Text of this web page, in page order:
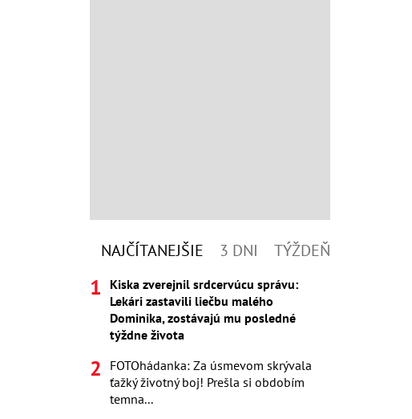
NAJČÍTANEJŠIE 3 DNI TÝŽDEŇ
Kiska zverejnil srdcervúcu správu:
Lekári zastavili liečbu malého
Dominika, zostávajú mu posledné
týždne života
FOTOhádanka: Za úsmevom skrývala
ťažký životný boj! Prešla si obdobím
temna...